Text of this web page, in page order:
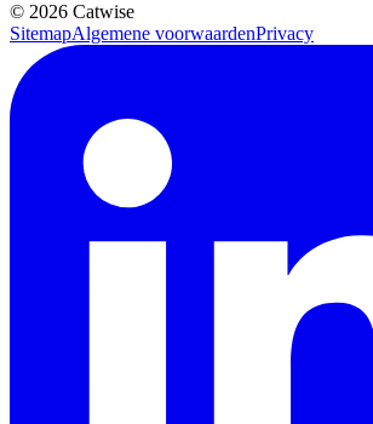
© 2026 Catwise
SitemapAlgemene voorwaardenPrivacy